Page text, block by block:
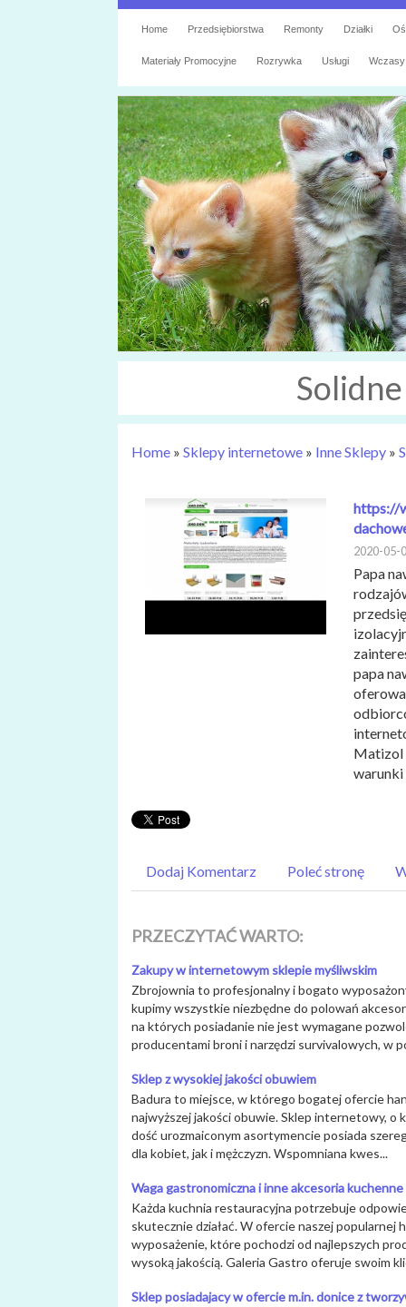
Home Przedsiębiorstwa Remonty Działki
Materiały Promocyjne Rozrywka Usługi Wczasy
Home » Sklepy internetowe » Inne Sklepy »
https://
2020-05-
Papa
papa
Matizol
warunki
Dodaj Komentarz Poleć stronę
PRZECZYTAĆ WARTO:
Zakupy w internetowym sklepie myśliwskim
Zbrojownia to profesjonalny i bogato
kupimy wszystkie niezbędne do polowań
na których posiadanie nie jest wymagane
producentami broni i narzędzi survivalowych, w
Sklep z wysokiej jakości obuwiem
Badura to miejsce, w którego bogatej ofercie
najwyższej jakości obuwie. Sklep internetowy, o
dość urozmaiconym asortymencie posiada
dla kobiet, jak i mężczyzn. Wspomniana kwes...
Waga gastronomiczna i inne akcesoria kuchenne
Każda kuchnia restauracyjna potrzebuje
skutecznie działać. W ofercie naszej popularnej
wyposażenie, które pochodzi od najlepszych
wysoką jakością. Galeria Gastro oferuje swoim
Sklep posiadajacy w ofercie m.in. donice z